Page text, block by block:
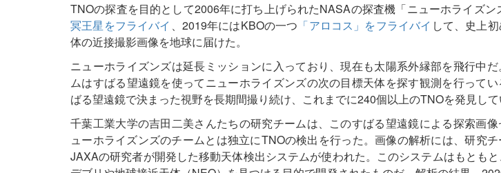
TNOの探査を目的として2006年に打ち上げられたNASAの探査機「ニューホライズン
冥王星をフライバイ 、2019年にはKBOの一つ 「アロコス」をフライバイ して、史上
体の近接撮影画像を地球に届けた。
ニューホライズンズは延長ミッションに入っており、現在も太陽系外縁部を飛行中
ムはすばる望遠鏡を使ってニューホライズンズの次の目標天体を探す観測を行って
ばる望遠鏡で決まった視野を長期間撮り続け、これまでに240個以上のTNOを発見して
千葉工業大学の吉田二美さんたちの研究チームは、このすばる望遠鏡による探索画
ューホライズンズのチームとは独立にTNOの検出を行った。画像の解析には、研究
JAXAの研究者が開発した移動天体検出システムが使われた。このシステムはもとも